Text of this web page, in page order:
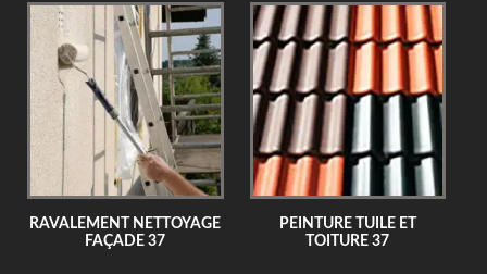
RAVALEMENT NETTOYAGE
FAÇADE 37
PEINTURE TUILE ET
TOITURE 37